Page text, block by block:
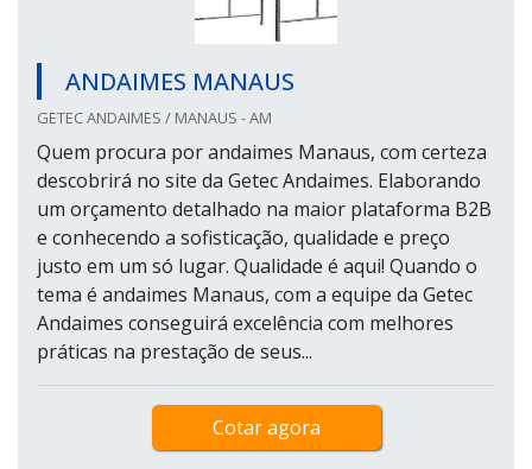
ANDAIMES MANAUS
GETEC ANDAIMES / MANAUS - AM
Quem procura por andaimes Manaus, com certeza
descobrirá no site da Getec Andaimes. Elaborando
um orçamento detalhado na maior plataforma B2B
e conhecendo a sofisticação, qualidade e preço
justo em um só lugar. Qualidade é aqui! Quando o
tema é andaimes Manaus, com a equipe da Getec
Andaimes conseguirá excelência com melhores
práticas na prestação de seus...
Cotar agora